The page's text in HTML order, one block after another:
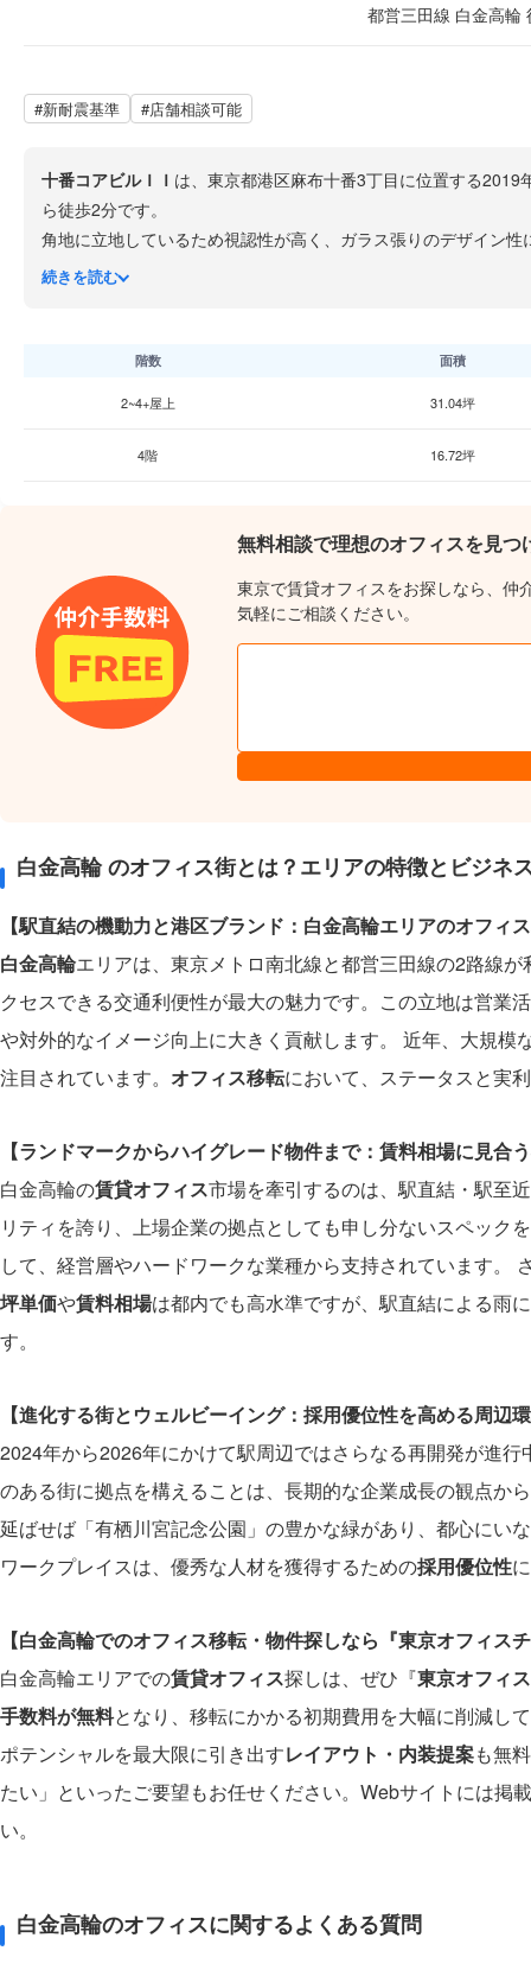
都営三田線 白金高輪
#新耐震基準 #店舗相談可能
十番コアビルＩＩ は、東京都港区麻布十番3丁目に位置する
ら徒歩2分です。
角地に立地しているため視認性が高く、ガラス張りのデザイン
麻布十番は多くの飲食店やショップが集まる活気ある商店街が広
続きを読む
階数 面積
2~4+屋上 31.04坪
4階 16.72坪
無料相談で理想のオフィスを見つ
東京で賃貸オフィスをお探しなら、仲
気軽にご相談ください。
白金高輪 のオフィス街とは？エリアの特徴とビジネ
【駅直結の機動力と港区ブランド：白金高輪エリアのオフィ
白金高輪エリアは、東京メトロ南北線と都営三田線の2路線
クセスできる交通利便性が最大の魅力です。この立地は営業
や対外的なイメージ向上に大きく貢献します。 近年、大規模
注目されています。 オフィス移転において、ステータスと実
【ランドマークからハイグレード物件まで：賃料相場に見合
白金高輪の賃貸オフィス市場を牽引するのは、駅直結・駅至
リティを誇り、上場企業の拠点としても申し分ないスペック
して、経営層やハードワークな業種から支持されています。
坪単価や賃料相場は都内でも高水準ですが、駅直結による雨
す。
【進化する街とウェルビーイング：採用優位性を高める周辺
2024年から2026年にかけて駅周辺ではさらなる再開発が進
のある街に拠点を構えることは、長期的な企業成長の観点か
延ばせば「有栖川宮記念公園」の豊かな緑があり、都心にい
ワークプレイスは、優秀な人材を獲得するための採用優位性
【白金高輪でのオフィス移転・物件探しなら『東京オフィス
白金高輪エリアでの賃貸オフィス探しは、ぜひ『東京オフィ
手数料が無料となり、移転にかかる初期費用を大幅に削減し
ポテンシャルを最大限に引き出すレイアウト・内装提案も無
たい」といったご要望もお任せください。Webサイトには掲
い。
白金高輪のオフィスに関するよくある質問